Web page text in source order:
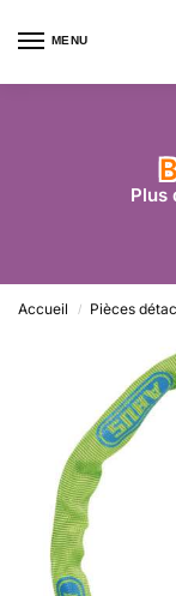
MENU
Plus
Accueil / Pièces